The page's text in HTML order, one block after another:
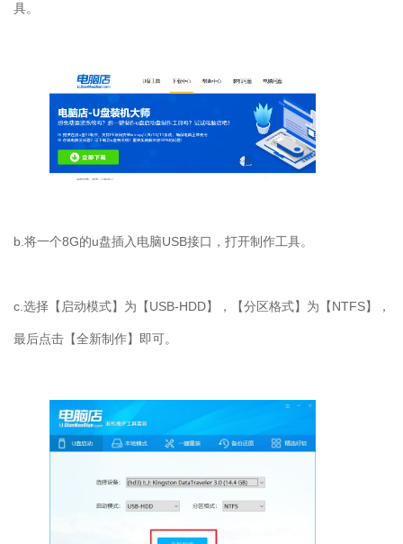
具。
b.将一个8G的u盘插入电脑USB接口，打开制作工具。
c.选择【启动模式】为【USB-HDD】，【分区格式】为【NTFS】，
最后点击【全新制作】即可。